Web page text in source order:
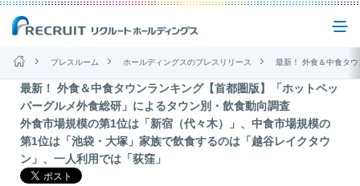
企業情報
事業紹介
プレスルーム ホールディングスのプレスリリース 最新！ 外食＆中食タウンランキング【首都圏版】「ホットペッパ
最新！ 外食＆中食タウンランキング【首都圏版】「ホットペッ
パーグルメ外食総研」によるタウン別・飲食動向調査
外食市場規模の第1位は「新宿（代々木）」、中食市場規模の
第1位は「池袋・大塚」家族で飲食するのは「越谷レイクタウ
ン」、一人利用では「荻窪」